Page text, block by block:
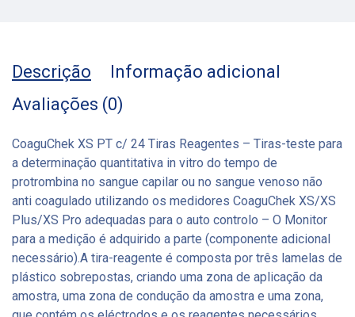
Descrição
Informação adicional
Avaliações (0)
CoaguChek XS PT c/ 24 Tiras Reagentes – Tiras-teste para
a determinação quantitativa in vitro do tempo de
protrombina no sangue capilar ou no sangue venoso não
anti coagulado utilizando os medidores CoaguChek XS/XS
Plus/XS Pro adequadas para o auto controlo – O Monitor
para a medição é adquirido a parte (componente adicional
necessário).A tira-reagente é composta por três lamelas de
plástico sobrepostas, criando uma zona de aplicação da
amostra, uma zona de condução da amostra e uma zona,